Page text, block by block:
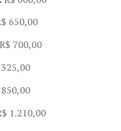
650,00
700,00
1.210,00